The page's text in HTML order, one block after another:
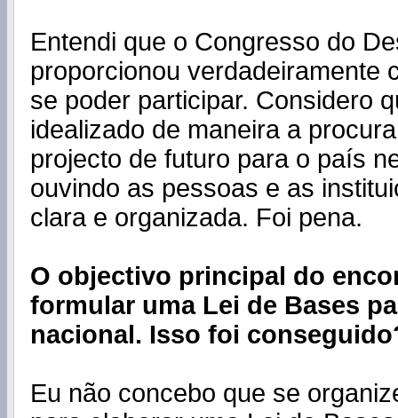
Entendi que o Congresso do
proporcionou verdadeiramente
se poder participar. Considero
idealizado de maneira a
projecto de futuro para o país
ouvindo as pessoas e as
clara e organizada. Foi pena.
O objectivo principal do
formular uma Lei de Bases
nacional. Isso foi
Eu não concebo que se